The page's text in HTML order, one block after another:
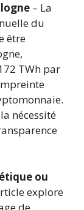
– La
du
être
TWh par
nécessité
ou
explore
de